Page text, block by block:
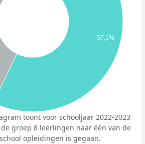
57,1%
toont voor schooljaar 2022-2023
groep 8 leerlingen naar één van de
opleidingen is gegaan.